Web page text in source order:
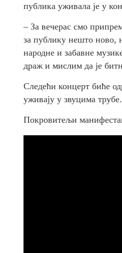
публика уживала је у
– За вечерас смо
за публику нешто ново,
народне и забавне
драж и мислим да је
Следећи концерт биће
уживају у звуцима трубе.
Покровитељи